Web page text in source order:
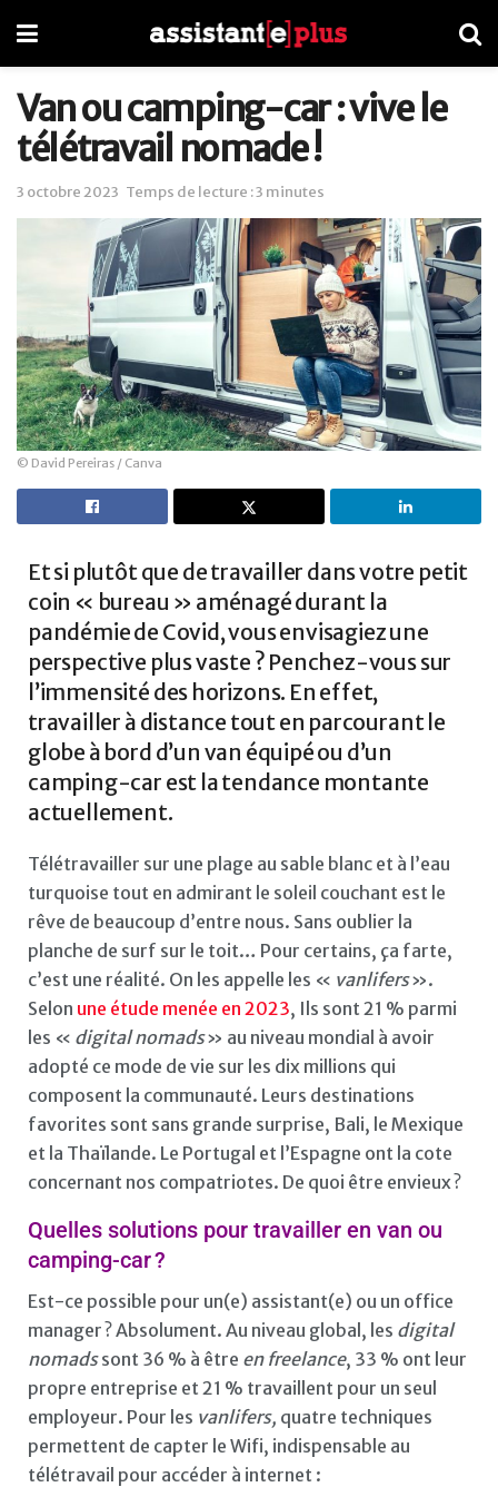
Van ou camping-car : vive le
télétravail nomade !
3 octobre 2023 Temps de lecture : 3 minutes
© David Pereiras / Canva
Et si plutôt que de travailler dans votre petit
coin « bureau » aménagé durant la
pandémie de Covid, vous envisagiez une
perspective plus vaste ? Penchez-vous sur
l’immensité des horizons. En effet,
travailler à distance tout en parcourant le
globe à bord d’un van équipé ou d’un
camping-car est la tendance montante
actuellement.
Télétravailler sur une plage au sable blanc et à l’eau
turquoise tout en admirant le soleil couchant est le
rêve de beaucoup d’entre nous. Sans oublier la
planche de surf sur le toit… Pour certains, ça farte,
c’est une réalité. On les appelle les « vanlifers».
Selon une étude menée en 2023, Ils sont 21 % parmi
les « digital nomads» au niveau mondial à avoir
adopté ce mode de vie sur les dix millions qui
composent la communauté. Leurs destinations
favorites sont sans grande surprise, Bali, le Mexique
et la Thaïlande. Le Portugal et l’Espagne ont la cote
concernant nos compatriotes. De quoi être envieux ?
Quelles solutions pour travailler en van ou
camping-car ?
Est-ce possible pour un(e) assistant(e) ou un office
manager ? Absolument. Au niveau global, les digital
nomadssont 36 % à être en freelance, 33 % ont leur
propre entreprise et 21 % travaillent pour un seul
employeur. Pour les vanlifers, quatre techniques
permettent de capter le Wifi, indispensable au
télétravail pour accéder à internet :